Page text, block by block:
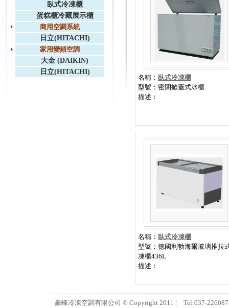
臥式冷凍櫃
蛋糕櫃冷藏展示櫃
商用空調系統
日立(HITACHI)
家用變頻空調
大金 (DAIKIN)
日立(HITACHI)
名稱： 臥式冷凍櫃
型號：密閉掀蓋式冰櫃
描述：
名稱： 臥式冷凍櫃
型號：德國利勃海爾玻璃推拉
凍櫃436L
描述：
豪峰冷凍空調有限公司 © Copyright 2011 | Tel:037-